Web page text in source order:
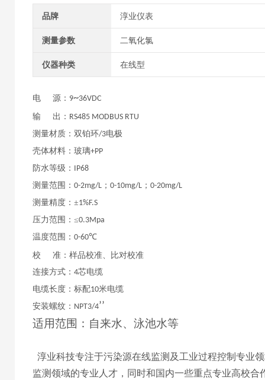
品牌 淳业仪表
测量参数 二氧化氯
仪器种类 在线型
电 源： 9~36VDC
输
出： RS485 MODBUS RTU
测量材质：双铂环/3电极
壳体材料：玻璃+PP
防水等级： IP68
测量范围： 0-2mg/L ； 0-10mg/L ； 0-20mg/L
测量精度： ±1%F.S
压力范围： ≤0.3Mpa
温度范围： 0-60℃
校
准：样品校准、比对校准
连接方式： 4芯电缆
电缆长度：标配10米电缆
安装螺纹： NPT3/4’’
适用范围：自来水、泳池水等
淳业科技专注于污染源在线监测及工业过程控制专业
监测领域的专业人才，同时和国内一些重点专业高校合